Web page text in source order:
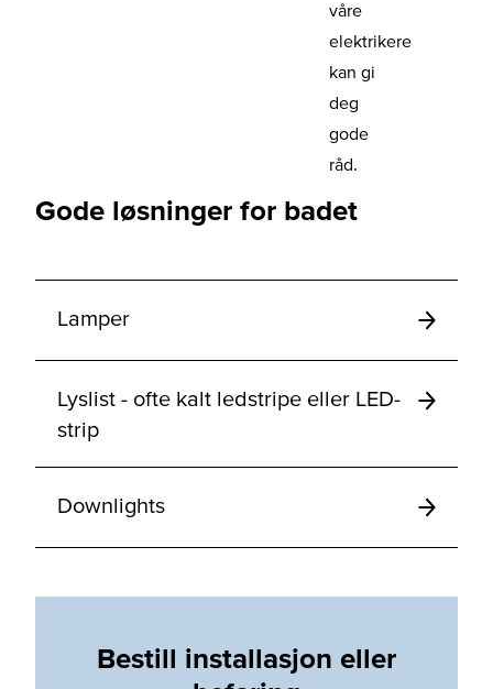
våre
elektrikere
kan gi
deg
gode
råd.
Gode løsninger for badet
Lamper
Lyslist - ofte kalt ledstripe eller LED-
strip
Downlights
Bestill installasjon eller